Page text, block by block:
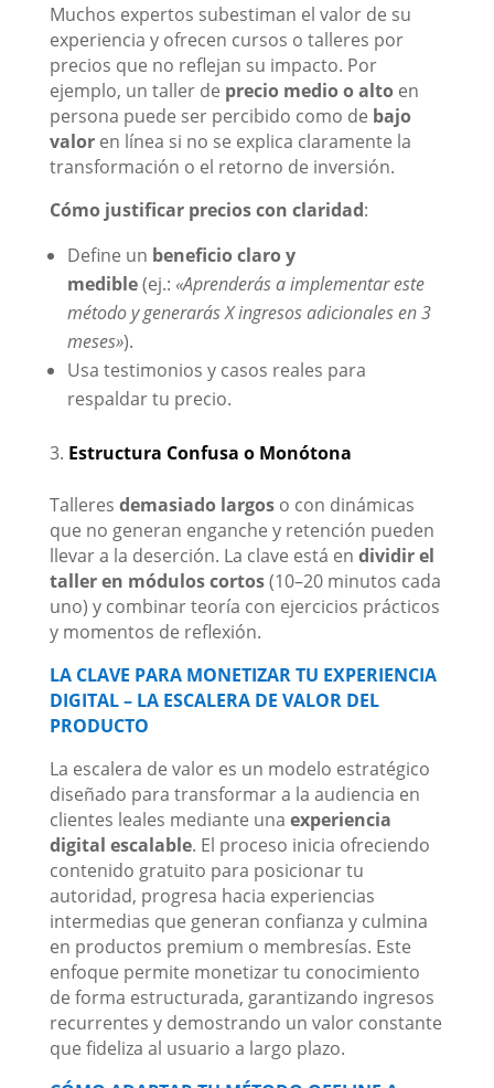
Muchos expertos subestiman el valor de su
experiencia y ofrecen cursos o talleres por
precios que no reflejan su impacto. Por
ejemplo, un taller de precio medio o altoen
persona puede ser percibido como de bajo
valoren línea si no se explica claramente la
transformación o el retorno de inversión.
Cómo justificar precios con claridad:
Define un beneficio claro y
medible(ej.: «Aprenderás a implementar este
método y generarás X ingresos adicionales en 3
meses»).
Usa testimonios y casos reales para
respaldar tu precio.
Estructura Confusa o Monótona
Talleres demasiado largoso con dinámicas
que no generan enganche y retención pueden
llevar a la deserción. La clave está en dividir el
taller en módulos cortos(10–20 minutos cada
uno) y combinar teoría con ejercicios prácticos
y momentos de reflexión.
LA CLAVE PARA MONETIZAR TU EXPERIENCIA
DIGITAL – LA ESCALERA DE VALOR DEL
PRODUCTO
La escalera de valor es un modelo estratégico
diseñado para transformar a la audiencia en
clientes leales mediante una experiencia
digital escalable. El proceso inicia ofreciendo
contenido gratuito para posicionar tu
autoridad, progresa hacia experiencias
intermedias que generan confianza y culmina
en productos premium o membresías. Este
enfoque permite monetizar tu conocimiento
de forma estructurada, garantizando ingresos
recurrentes y demostrando un valor constante
que fideliza al usuario a largo plazo.